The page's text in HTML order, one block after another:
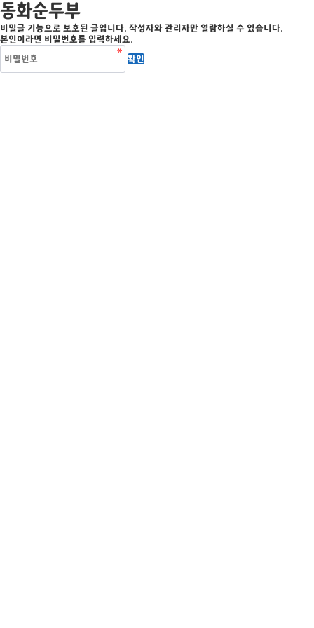
동화순두부
비밀글 기능으로 보호된 글입니다. 작성자와 관리자만 열람하실 수 있습니다.
본인이라면 비밀번호를 입력하세요.